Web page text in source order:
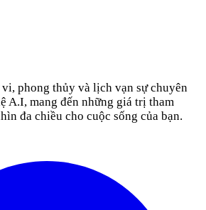
phong thủy và lịch vạn sự chuyên
A.I, mang đến những giá trị tham
đa chiều cho cuộc sống của bạn.